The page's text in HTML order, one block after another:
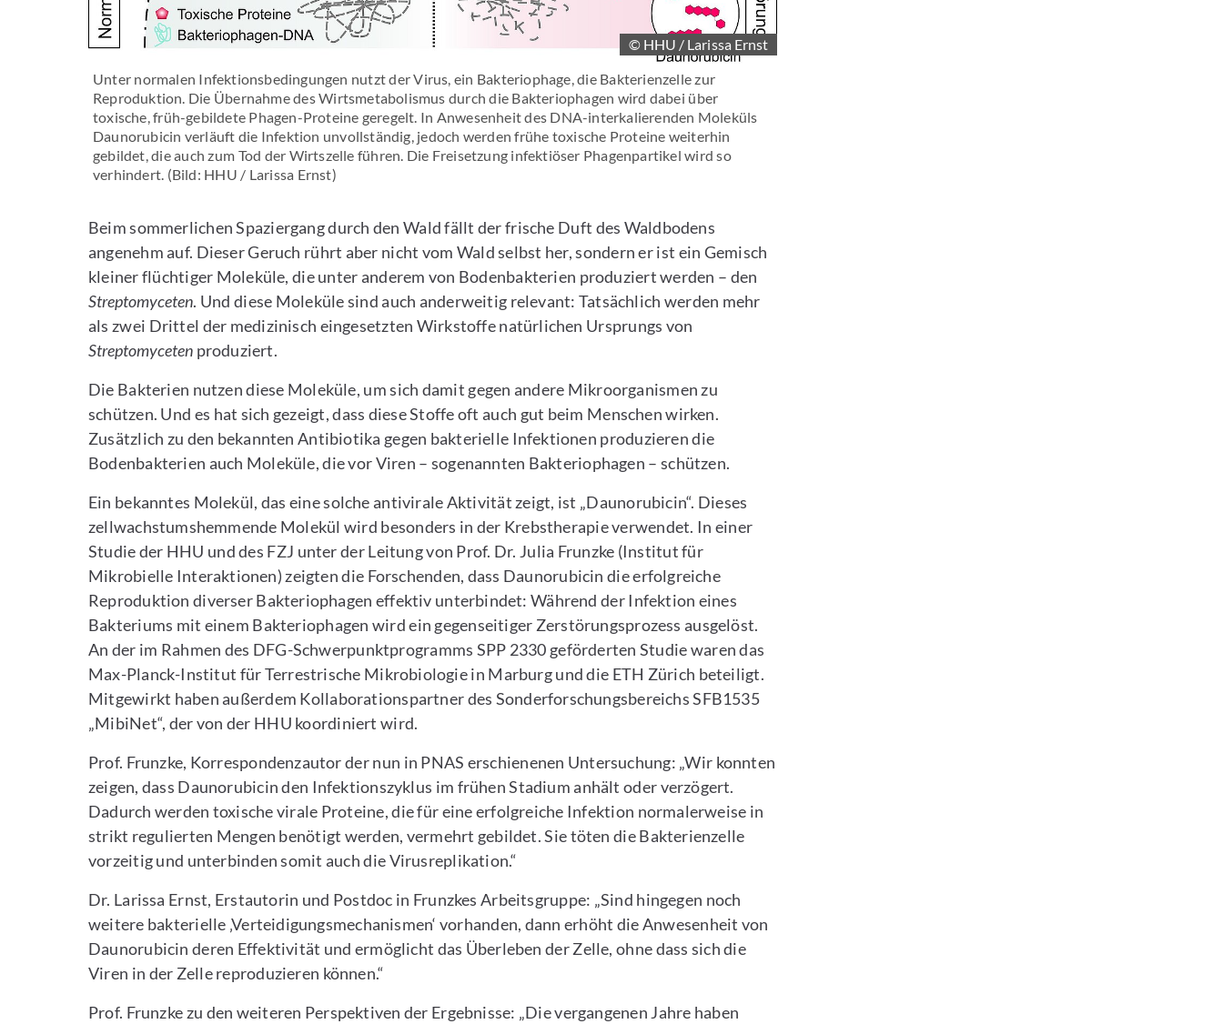
© HHU / Larissa Ernst
Unter normalen Infektionsbedingungen nutzt der Virus, ein Bakteriophage, die Bakterienzelle zur
Reproduktion. Die Übernahme des Wirtsmetabolismus durch die Bakteriophagen wird dabei über
toxische, früh-gebildete Phagen-Proteine geregelt. In Anwesenheit des DNA-interkalierenden Moleküls
Daunorubicin verläuft die Infektion unvollständig, jedoch werden frühe toxische Proteine weiterhin
gebildet, die auch zum Tod der Wirtszelle führen. Die Freisetzung infektiöser Phagenpartikel wird so
verhindert. (Bild: HHU / Larissa Ernst)
Beim sommerlichen Spaziergang durch den Wald fällt der frische Duft des Waldbodens
angenehm auf. Dieser Geruch rührt aber nicht vom Wald selbst her, sondern er ist ein Gemisch
kleiner flüchtiger Moleküle, die unter anderem von Bodenbakterien produziert werden – den
Streptomyceten. Und diese Moleküle sind auch anderweitig relevant: Tatsächlich werden mehr
als zwei Drittel der medizinisch eingesetzten Wirkstoffe natürlichen Ursprungs von
Streptomyceten produziert.
Die Bakterien nutzen diese Moleküle, um sich damit gegen andere Mikroorganismen zu
schützen. Und es hat sich gezeigt, dass diese Stoffe oft auch gut beim Menschen wirken.
Zusätzlich zu den bekannten Antibiotika gegen bakterielle Infektionen produzieren die
Bodenbakterien auch Moleküle, die vor Viren – sogenannten Bakteriophagen – schützen.
Ein bekanntes Molekül, das eine solche antivirale Aktivität zeigt, ist „Daunorubicin“. Dieses
zellwachstumshemmende Molekül wird besonders in der Krebstherapie verwendet. In einer
Studie der HHU und des FZJ unter der Leitung von Prof. Dr. Julia Frunzke (Institut für
Mikrobielle Interaktionen) zeigten die Forschenden, dass Daunorubicin die erfolgreiche
Reproduktion diverser Bakteriophagen effektiv unterbindet: Während der Infektion eines
Bakteriums mit einem Bakteriophagen wird ein gegenseitiger Zerstörungsprozess ausgelöst.
An der im Rahmen des DFG-Schwerpunktprogramms SPP 2330 geförderten Studie waren das
Max-Planck-Institut für Terrestrische Mikrobiologie in Marburg und die ETH Zürich beteiligt.
Mitgewirkt haben außerdem Kollaborationspartner des Sonderforschungsbereichs SFB1535
„MibiNet“, der von der HHU koordiniert wird.
Prof. Frunzke, Korrespondenzautor der nun in PNAS erschienenen Untersuchung: „Wir konnten
zeigen, dass Daunorubicin den Infektionszyklus im frühen Stadium anhält oder verzögert.
Dadurch werden toxische virale Proteine, die für eine erfolgreiche Infektion normalerweise in
strikt regulierten Mengen benötigt werden, vermehrt gebildet. Sie töten die Bakterienzelle
vorzeitig und unterbinden somit auch die Virusreplikation.“
Dr. Larissa Ernst, Erstautorin und Postdoc in Frunzkes Arbeitsgruppe: „Sind hingegen noch
weitere bakterielle ‚Verteidigungsmechanismen‘ vorhanden, dann erhöht die Anwesenheit von
Daunorubicin deren Effektivität und ermöglicht das Überleben der Zelle, ohne dass sich die
Viren in der Zelle reproduzieren können.“
Prof. Frunzke zu den weiteren Perspektiven der Ergebnisse: „Die vergangenen Jahre haben